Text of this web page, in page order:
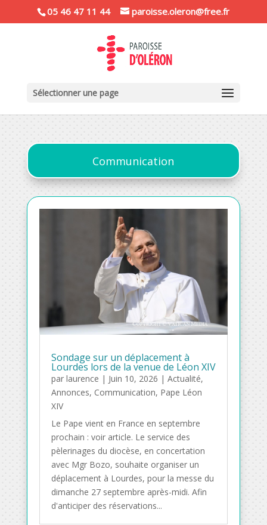
05 46 47 11 44 paroisse.oleron@free.fr
Sélectionner une page
Communication
Sondage sur un déplacement à
Lourdes lors de la venue de Léon XIV
par laurence | Juin 10, 2026 | Actualité,
Annonces, Communication, Pape Léon
XIV
Le Pape vient en France en septembre
prochain : voir article. Le service des
pèlerinages du diocèse, en concertation
avec Mgr Bozo, souhaite organiser un
déplacement à Lourdes, pour la messe du
dimanche 27 septembre après-midi. Afin
d'anticiper des réservations...